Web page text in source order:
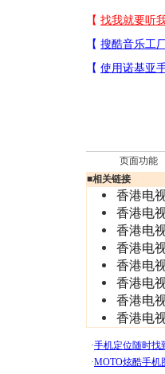
页面功能
■相关链接
香港电
香港电
香港电
香港电
香港电
香港电
香港电
香港电